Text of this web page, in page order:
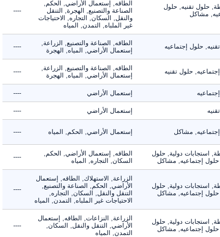
حلول تقنيه, حلول
مشاكل
الطاقه, إستعمال الأراضي, الحكم,
الصناعة والتصنيع, الهجرة, التنقل
والنقل, السكان, التجاره, الاحتياجات
غير الملباه, التمدن, المياه
----
حلول إجتماعيه
الطاقه, الصناعة والتصنيع, الزراعة,
إستعمال الأراضي, المياه, الهجرة
----
حلول تقنيه
الطاقه, الصناعة والتصنيع, الزراعة,
إستعمال الأراضي, المياه, الهجرة
----
إستعمال الأراضي ----
إستعمال الأراضي ----
مشاكل إستعمال الأراضي, الحكم, المياه ----
استجابات دولية, حلول
إجتماعيه, مشاكل
الطاقه, إستعمال الأراضي, الحكم,
السكان, التجاره, المياه
----
استجابات دولية, حلول
إجتماعيه, مشاكل
الزراعة, الاستهلاك, الطاقه, إستعمال
الأراضي, الحكم, الصناعة والتصنيع,
التنقل والنقل, السكان, التجاره,
الاحتياجات غير الملباه, التمدن, المياه
----
استجابات دولية, حلول
إجتماعيه, مشاكل
الزراعة, النزاعات, الطاقه, إستعمال
الأراضي, التنقل والنقل, السكان,
التمدن, المياه
----